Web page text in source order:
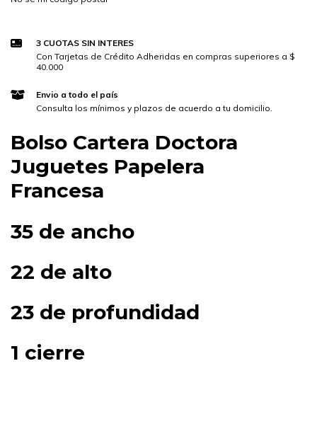
3 CUOTAS SIN INTERES
Con Tarjetas de Crédito Adheridas en compras superiores a $
40.000
Envio a todo el país
Consulta los mínimos y plazos de acuerdo a tu domicilio.
Bolso Cartera Doctora
Juguetes Papelera
Francesa
35 de ancho
22 de alto
23 de profundidad
1 cierre